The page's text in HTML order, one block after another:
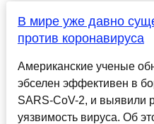
В мире уже давно
против коронавируса
Американские ученые
эбселен эффективен в
SARS-CoV-2, и выявили
уязвимость вируса. Об